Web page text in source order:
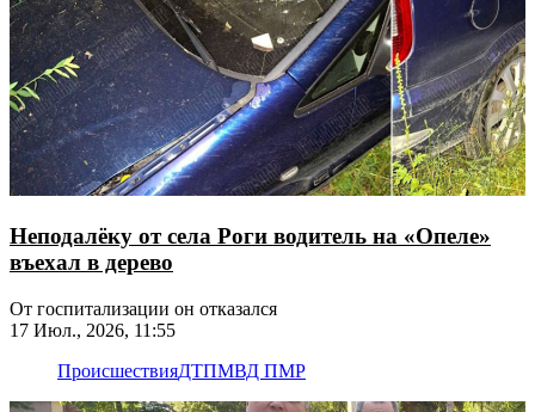
Неподалёку от села Роги водитель на «Опеле»
въехал в дерево
От госпитализации он отказался
17 Июл., 2026, 11:55
ПроисшествияДТПМВД ПМР